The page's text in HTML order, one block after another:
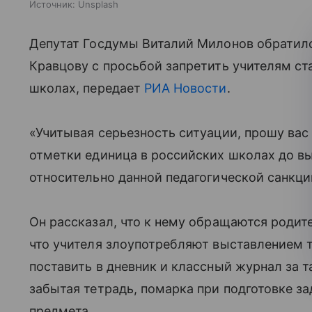
Источник: Unsplash
Депутат Госдумы Виталий Милонов
Кравцову с просьбой запретить учителям
школах, передает РИА Новости.
«Учитывая серьезность ситуации, прошу
отметки единица в российских школах до
относительно данной педагогической
Он рассказал, что к нему обращаются
что учителя злоупотребляют выставлением
поставить в дневник и классный журнал за
забытая тетрадь, помарка при подготовке